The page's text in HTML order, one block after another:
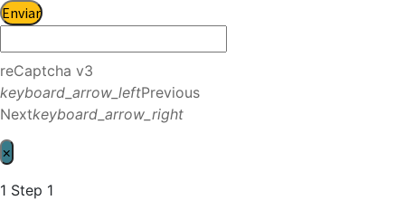
Enviar
reCaptcha v3
keyboard_arrow_leftPrevious
Nextkeyboard_arrow_right
×
1 Step 1